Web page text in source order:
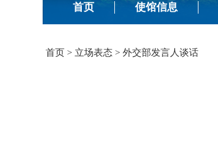
首页 使馆信息
首页 > 立场表态 > 外交部发言人谈话